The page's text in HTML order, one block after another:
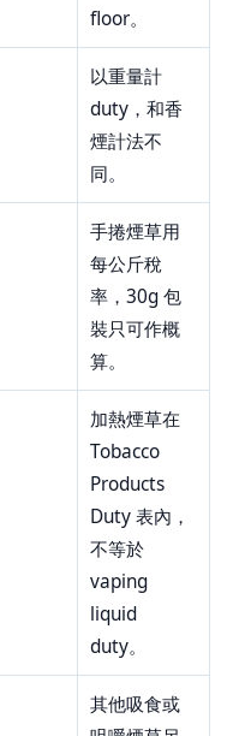
floor。
以重量計
duty，和香
煙計法不
同。
手捲煙草用
每公斤稅
率，30g 包
裝只可作概
算。
加熱煙草在
Tobacco
Products
Duty 表內，
不等於
vaping
liquid
duty。
其他吸食或